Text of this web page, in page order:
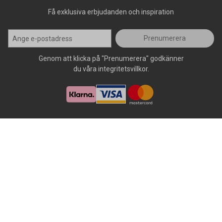
Få exklusiva erbjudanden och inspiration
Prenumerera
Genom att klicka på "Prenumerera" godkänner
du våra integritetsvillkor.